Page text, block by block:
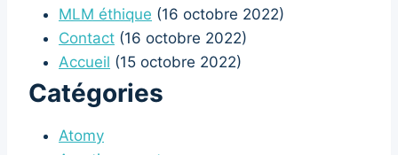
MLM éthique (16 octobre 2022)
Contact (16 octobre 2022)
Accueil (15 octobre 2022)
Catégories
Atomy